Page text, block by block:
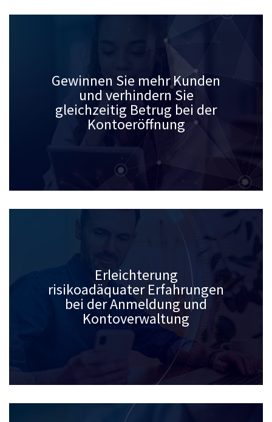
Gewinnen Sie mehr Kunden
und verhindern Sie
gleichzeitig Betrug bei der
Kontoeröffnung
Erleichterung
risikoadäquater Erfahrungen
bei der Anmeldung und
Kontoverwaltung